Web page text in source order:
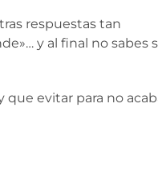
respuestas tan
y al final no sabes
que evitar para no